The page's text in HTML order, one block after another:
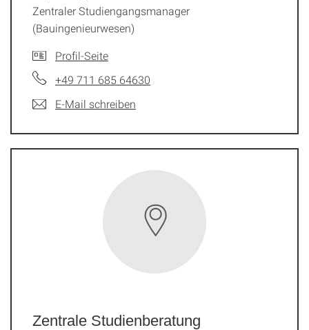
Zentraler Studiengangsmanager
(Bauingenieurwesen)
Profil-Seite
+49 711 685 64630
E-Mail schreiben
Zentrale Studienberatung